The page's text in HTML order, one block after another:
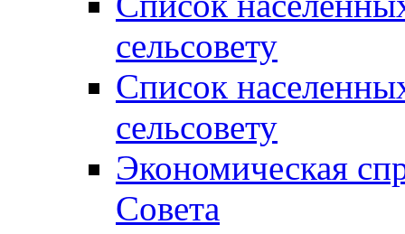
сельсовету
Список
сельсовету
Экономическая
Совета